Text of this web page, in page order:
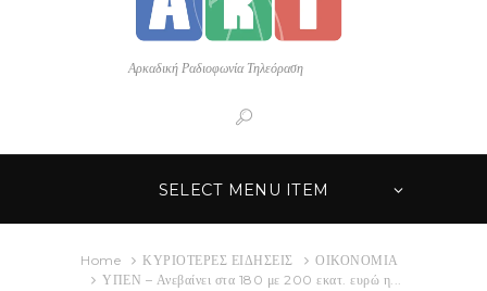
Αρκαδική Ραδιοφωνία Τηλεόραση
SELECT MENU ITEM
Home ΚΥΡΙΟΤΕΡΕΣ ΕΙΔΗΣΕΙΣ
ΟΙΚΟΝΟΜΙΑ
ΥΠΕΝ – Ανεβαίνει στα 180 με 200 εκατ. ευρώ η...